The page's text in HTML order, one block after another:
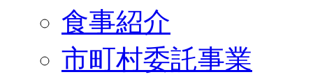
食事紹介
市町村委託事業